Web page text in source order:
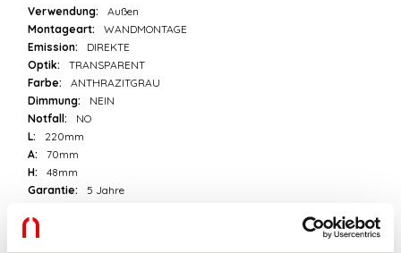
Verwendung:
Außen
Montageart:
WANDMONTAGE
Emission:
DIREKTE
Optik:
TRANSPARENT
Farbe:
ANTHRAZITGRAU
Dimmung:
NEIN
Notfall:
NO
L:
220mm
A:
70mm
H:
48mm
Garantie:
5 Jahre